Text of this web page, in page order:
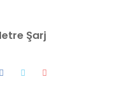
Şarj